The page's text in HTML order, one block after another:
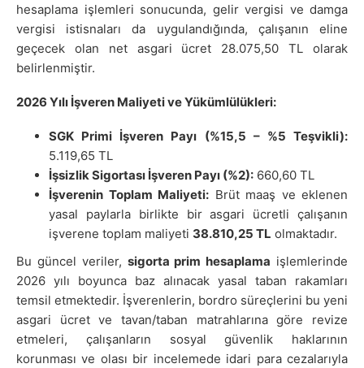
hesaplama işlemleri sonucunda, gelir vergisi ve damga
vergisi istisnaları da uygulandığında, çalışanın eline
geçecek olan net asgari ücret 28.075,50 TL olarak
belirlenmiştir.
2026 Yılı İşveren Maliyeti ve Yükümlülükleri:
SGK Primi İşveren Payı (%15,5 – %5 Teşvikli):
5.119,65 TL
İşsizlik Sigortası İşveren Payı (%2): 660,60 TL
İşverenin Toplam Maliyeti: Brüt maaş ve eklenen
yasal paylarla birlikte bir asgari ücretli çalışanın
işverene toplam maliyeti 38.810,25 TL olmaktadır.
Bu güncel veriler, sigorta prim hesaplama işlemlerinde
2026 yılı boyunca baz alınacak yasal taban rakamları
temsil etmektedir. İşverenlerin, bordro süreçlerini bu yeni
asgari ücret ve tavan/taban matrahlarına göre revize
etmeleri, çalışanların sosyal güvenlik haklarının
korunması ve olası bir incelemede idari para cezalarıyla